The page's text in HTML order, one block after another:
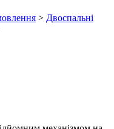
> Двоспальні